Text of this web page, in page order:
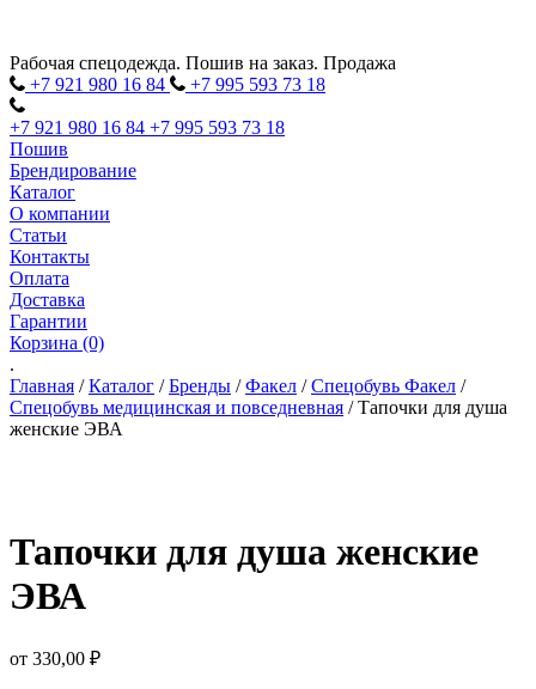
Рабочая спецодежда. Пошив на заказ. Продажа
+7 921 980 16 84 +7 995 593 73 18
+7 921 980 16 84 +7 995 593 73 18
Пошив
Брендирование
Каталог
О компании
Статьи
Контакты
Оплата
Доставка
Гарантии
Корзина (0)
.
Главная /Каталог /Бренды /Факел /Спецобувь Факел /
Спецобувь медицинская и повседневная /Тапочки для душа
женские ЭВА
Тапочки для душа женские
ЭВА
от 330,00 ₽